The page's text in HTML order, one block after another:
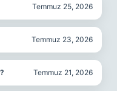
Temmuz 25, 2026
Temmuz 23, 2026
Temmuz 21, 2026